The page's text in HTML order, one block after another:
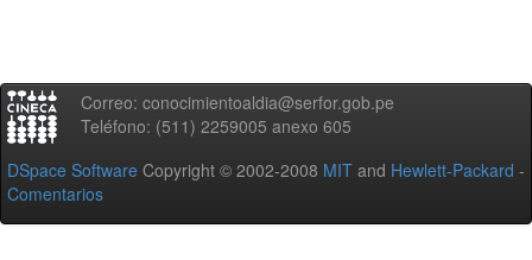
Correo: conocimientoaldia@serfor.gob.pe
Teléfono: (511) 2259005 anexo 605
DSpace Software Copyright © 2002-2008 MIT and Hewlett-Packard -
Comentarios